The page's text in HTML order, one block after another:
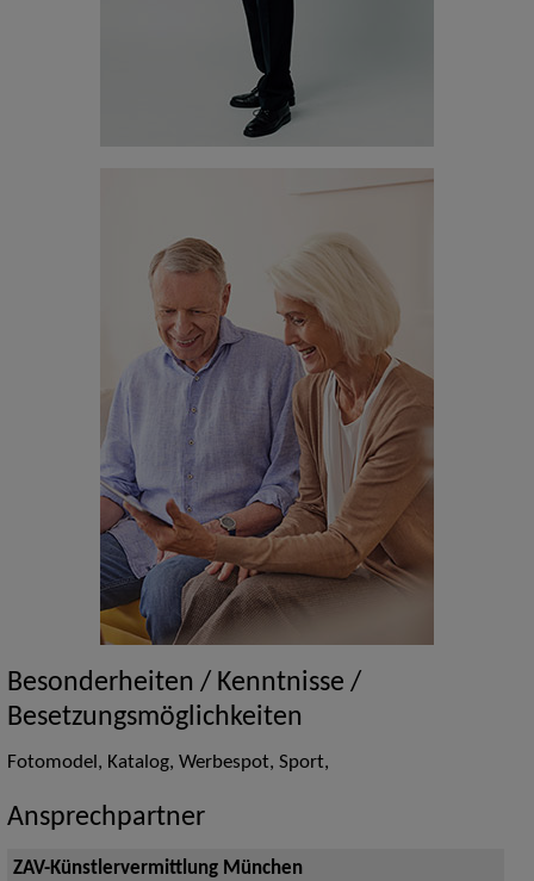
Besonderheiten / Kenntnisse /
Besetzungsmöglichkeiten
Fotomodel, Katalog, Werbespot, Sport,
Ansprechpartner
ZAV-Künstlervermittlung München